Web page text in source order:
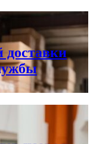
доставки